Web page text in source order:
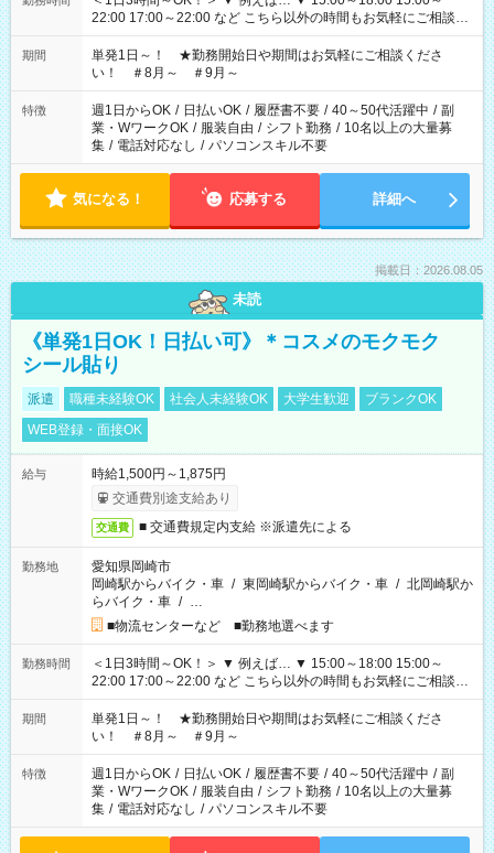
22:00 17:00～22:00 など こちら以外の時間もお気軽にご相談く
ださい！
期間
単発1日～！ ★勤務開始日や期間はお気軽にご相談くださ
い！ ＃8月～ ＃9月～
特徴 週1日からOK / 日払いOK / 履歴書不要 / 40～50代活躍中 / 副
業・WワークOK / 服装自由 / シフト勤務 / 10名以上の大量募
集 / 電話対応なし / パソコンスキル不要
気になる！ 応募する 詳細へ
掲載日：2026.08.05
未読
《単発1日OK！日払い可》＊コスメのモクモク
シール貼り
派遣 職種未経験OK 社会人未経験OK 大学生歓迎
ブランクOK
WEB登録・面接OK
給与
時給1,500円～1,875円
交通費別途支給あり
交通費 ■ 交通費規定内支給 ※派遣先による
勤務地
愛知県岡崎市
岡崎駅からバイク・車 / 東岡崎駅からバイク・車 / 北岡崎駅か
らバイク・車 / …
■物流センターなど ■勤務地選べます
勤務時間
＜1日3時間～OK！＞ ▼ 例えば… ▼ 15:00～18:00 15:00～
22:00 17:00～22:00 など こちら以外の時間もお気軽にご相談く
ださい！
期間
単発1日～！ ★勤務開始日や期間はお気軽にご相談くださ
い！ ＃8月～ ＃9月～
特徴 週1日からOK / 日払いOK / 履歴書不要 / 40～50代活躍中 / 副
業・WワークOK / 服装自由 / シフト勤務 / 10名以上の大量募
集 / 電話対応なし / パソコンスキル不要